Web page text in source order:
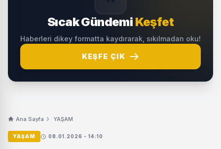
Sıcak Gündemi Keşfet
Haberleri dikey formatta kaydırarak, sıkılmadan oku!
KEŞFE ÇIK
Ana Sayfa YAŞAM
YAŞAM 08.01.2026 - 14:10